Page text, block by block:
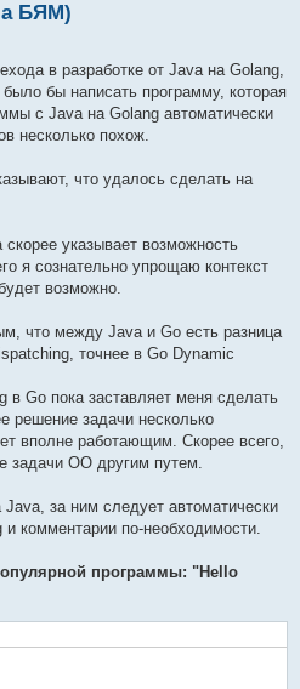
БЯМ)
в разработке от Java на Golang,
бы написать программу, которая
с Java на Golang автоматически
несколько похож.
что удалось сделать на
указывает возможность
я сознательно упрощаю контекст
возможно.
что между Java и Go есть разница
точнее в Go Dynamic
в Go пока заставляет меня сделать
решение задачи несколько
вполне работающим. Скорее всего,
задачи OO другим путем.
за ним следует автоматически
комментарии по-необходимости.
программы: "Hello